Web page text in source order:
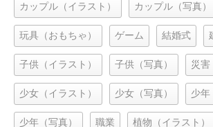
カップル（イラスト） カップル（写真）
玩具（おもちゃ） ゲーム 結婚式
子供（イラスト） 子供（写真） 災害
少女（イラスト） 少女（写真） 少年
少年（写真） 職業 植物（イラスト）